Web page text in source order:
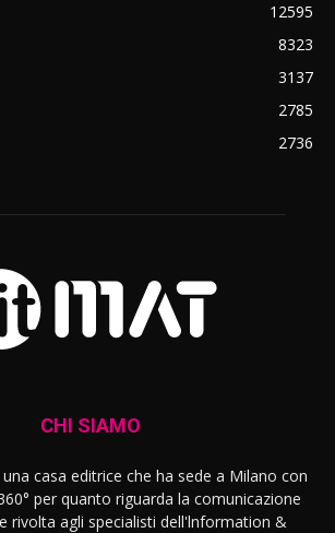
12595
8323
3137
2785
2736
CHI SIAMO
casa editrice che ha sede a Milano con
per quanto riguarda la comunicazione
rivolta agli specialisti dell'lnformation &